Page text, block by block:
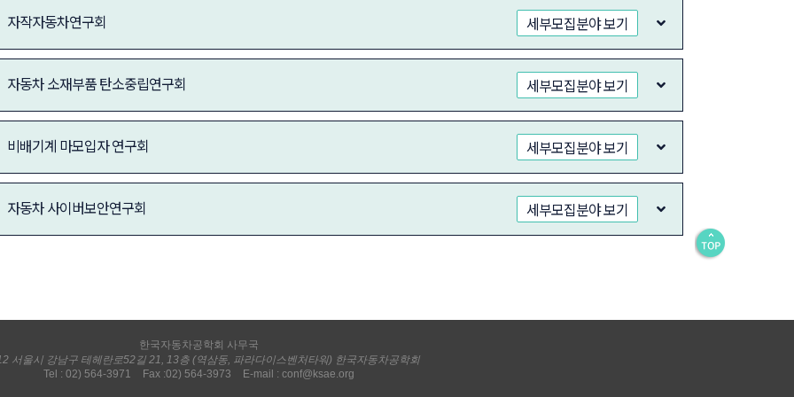
자작자동차연구회 세부모집분야 보기
자동차 소재부품 탄소중립연구회 세부모집분야 보기
비배기계 마모입자 연구회 세부모집분야 보기
자동차 사이버보안연구회 세부모집분야 보기
한국자동차공학회 사무국
서울시 강남구 테헤란로52길 21, 13층 (역삼동, 파라다이스벤처타워) 한국자동차공학회
Tel : 02) 564-3971
Fax :02) 564-3973 E-mail : conf@ksae.org